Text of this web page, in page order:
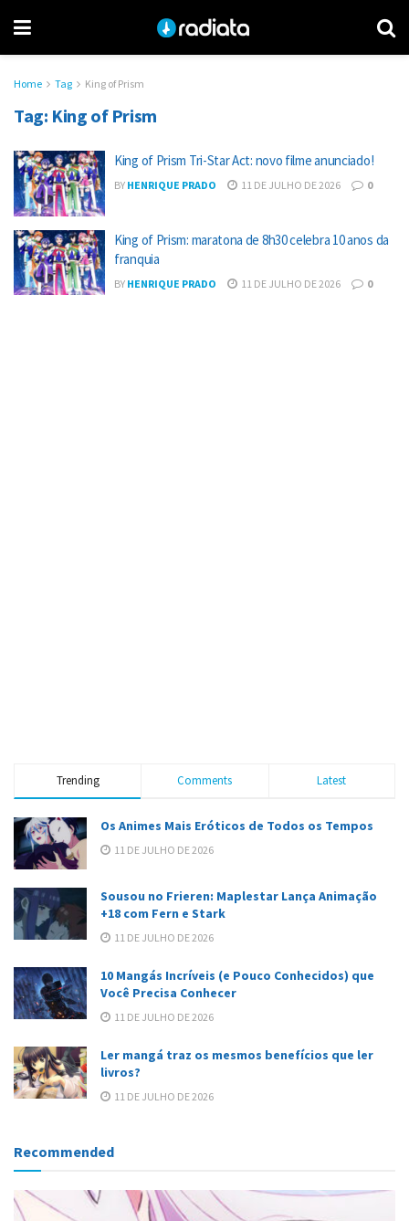
Home Tag King of Prism
Tag: King of Prism
King of Prism Tri-Star Act: novo filme anunciado!
BY HENRIQUE PRADO 11 DE JULHO DE 2026 0
King of Prism: maratona de 8h30 celebra 10 anos da
franquia
BY HENRIQUE PRADO 11 DE JULHO DE 2026 0
Trending Comments Latest
Os Animes Mais Eróticos de Todos os Tempos
11 DE JULHO DE 2026
Sousou no Frieren: Maplestar Lança Animação
+18 com Fern e Stark
11 DE JULHO DE 2026
10 Mangás Incríveis (e Pouco Conhecidos) que
Você Precisa Conhecer
11 DE JULHO DE 2026
Ler mangá traz os mesmos benefícios que ler
livros?
11 DE JULHO DE 2026
Recommended